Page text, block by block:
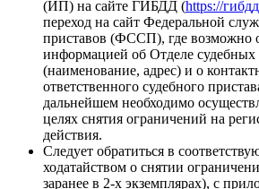
(ИП) на сайте ГИБДД (https://
переход на сайт Федеральной
приставов (ФССП), где возможно
информацией об Отделе судебных
(наименование, адрес) и о
ответственного судебного
дальнейшем необходимо
целях снятия ограничений на
действия.
Следует обратиться в
ходатайством о снятии
заранее в 2-х экземплярах), с